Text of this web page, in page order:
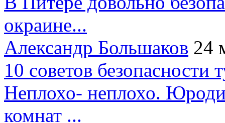
окраине...
Александр Большаков 24
10 советов безопасности
Неплохо- неплохо.
комнат ...